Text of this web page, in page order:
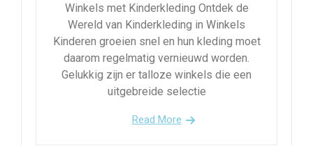
Winkels met Kinderkleding Ontdek de
Wereld van Kinderkleding in Winkels
Kinderen groeien snel en hun kleding moet
daarom regelmatig vernieuwd worden.
Gelukkig zijn er talloze winkels die een
uitgebreide selectie
Read More